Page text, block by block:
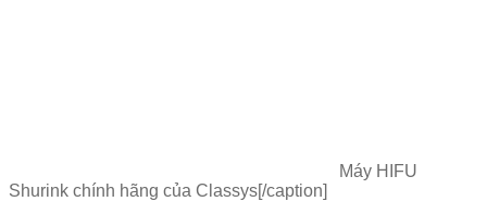
Máy HIFU
Shurink chính hãng của Classys[/caption]